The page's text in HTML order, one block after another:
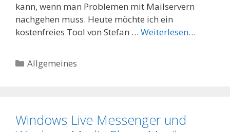
kann, wenn man Problemen mit Mailservern
nachgehen muss. Heute möchte ich ein
kostenfreies Tool von Stefan … Weiterlesen…
Categories
Allgemeines
Windows Live Messenger und